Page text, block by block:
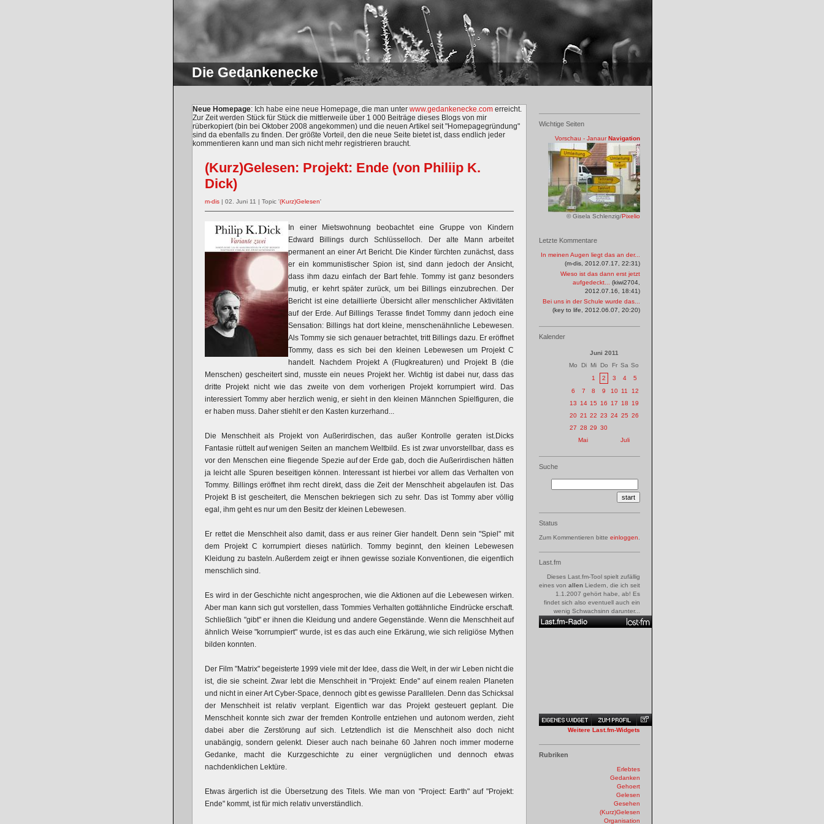
Die Gedankenecke
Neue Homepage: Ich habe eine neue Homepage, die man unter www.gedankenecke.com erreicht.
Zur Zeit werden Stück für Stück die mittlerweile über 1 000 Beiträge dieses Blogs von mir
rüberkopiert (bin bei Oktober 2008 angekommen) und die neuen Artikel seit "Homepagegründung"
sind da ebenfalls zu finden. Der größte Vorteil, den die neue Seite bietet ist, dass endlich jeder
kommentieren kann und man sich nicht mehr registrieren braucht.
(Kurz)Gelesen: Projekt: Ende (von Philiip K.
Dick)
m-dis | 02. Juni 11 | Topic '(Kurz)Gelesen'
In einer Mietswohnung beobachtet eine Gruppe von Kindern
Edward Billings durch Schlüsselloch. Der alte Mann arbeitet
permanent an einer Art Bericht. Die Kinder fürchten zunächst, dass
er ein kommunistischer Spion ist, sind dann jedoch der Ansicht,
dass ihm dazu einfach der Bart fehle. Tommy ist ganz besonders
mutig, er kehrt später zurück, um bei Billings einzubrechen. Der
Bericht ist eine detaillierte Übersicht aller menschlicher Aktivitäten
auf der Erde. Auf Billings Terasse findet Tommy dann jedoch eine
Sensation: Billings hat dort kleine, menschenähnliche Lebewesen.
Als Tommy sie sich genauer betrachtet, tritt Billings dazu. Er eröffnet
Tommy, dass es sich bei den kleinen Lebewesen um Projekt C
handelt. Nachdem Projekt A (Flugkreaturen) und Projekt B (die
Menschen) gescheitert sind, musste ein neues Projekt her. Wichtig ist dabei nur, dass das
dritte Projekt nicht wie das zweite von dem vorherigen Projekt korrumpiert wird. Das
interessiert Tommy aber herzlich wenig, er sieht in den kleinen Männchen Spielfiguren, die
er haben muss. Daher stiehlt er den Kasten kurzerhand...
Die Menschheit als Projekt von Außerirdischen, das außer Kontrolle geraten ist.Dicks
Fantasie rüttelt auf wenigen Seiten an manchem Weltbild. Es ist zwar unvorstellbar, dass es
vor den Menschen eine fliegende Spezie auf der Erde gab, doch die Außerirdischen hätten
ja leicht alle Spuren beseitigen können. Interessant ist hierbei vor allem das Verhalten von
Tommy. Billings eröffnet ihm recht direkt, dass die Zeit der Menschheit abgelaufen ist. Das
Projekt B ist gescheitert, die Menschen bekriegen sich zu sehr. Das ist Tommy aber völlig
egal, ihm geht es nur um den Besitz der kleinen Lebewesen.
Er rettet die Menschheit also damit, dass er aus reiner Gier handelt. Denn sein "Spiel" mit
dem Projekt C korrumpiert dieses natürlich. Tommy beginnt, den kleinen Lebewesen
Kleidung zu basteln. Außerdem zeigt er ihnen gewisse soziale Konventionen, die eigentlich
menschlich sind.
Es wird in der Geschichte nicht angesprochen, wie die Aktionen auf die Lebewesen wirken.
Aber man kann sich gut vorstellen, dass Tommies Verhalten gottähnliche Eindrücke erschaft.
Schließlich "gibt" er ihnen die Kleidung und andere Gegenstände. Wenn die Menschheit auf
ähnlich Weise "korrumpiert" wurde, ist es das auch eine Erkärung, wie sich religiöse Mythen
bilden konnten.
Der Film "Matrix" begeisterte 1999 viele mit der Idee, dass die Welt, in der wir Leben nicht die
ist, die sie scheint. Zwar lebt die Menschheit in "Projekt: Ende" auf einem realen Planeten
und nicht in einer Art Cyber-Space, dennoch gibt es gewisse Paralllelen. Denn das Schicksal
der Menschheit ist relativ verplant. Eigentlich war das Projekt gesteuert geplant. Die
Menschheit konnte sich zwar der fremden Kontrolle entziehen und autonom werden, zieht
dabei aber die Zerstörung auf sich. Letztendlich ist die Menschheit also doch nicht
unabängig, sondern gelenkt. Dieser auch nach beinahe 60 Jahren noch immer moderne
Gedanke, macht die Kurzgeschichte zu einer vergnüglichen und dennoch etwas
nachdenklichen Lektüre.
Etwas ärgerlich ist die Übersetzung des Titels. Wie man von "Project: Earth" auf "Projekt:
Ende" kommt, ist für mich relativ unverständlich.
Wichtige Seiten
Vorschau - Janaur Navigation
© Gisela Schlenzig/Pixelio
Letzte Kommentare
In meinen Augen liegt das an der...
(m-dis, 2012.07.17, 22:31)
Wieso ist das dann erst jetzt
aufgedeckt...
(kiwi2704,
2012.07.16, 18:41)
Bei uns in der Schule wurde das...
(key to life, 2012.06.07, 20:20)
Kalender
Juni 2011
Mo
Di Mi Do Fr Sa So
1
2 3 4
5
6
7 8 9 10 11
12
13
14 15 16 17 18
19
20 21 22 23 24 25 26
27 28 29 30
Mai
Juli
Suche
Status
Zum Kommentieren bitte einloggen
Last.fm
Dieses Last.fm-Tool spielt zufällig
eines von allen Liedern, die ich seit
1.1.2007 gehört habe, ab! Es
findet sich also eventuell auch ein
wenig Schwachsinn darunter...
Weitere Last.fm-Widgets
Rubriken
Erlebtes
Gedanken
Gehoert
Gelesen
Gesehen
(Kurz)Gelesen
Organisation